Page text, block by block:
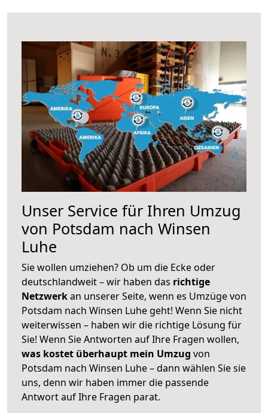
Unser Service für Ihren Umzug
von Potsdam nach Winsen
Luhe
Sie wollen umziehen? Ob um die Ecke oder
deutschlandweit – wir haben das richtige
Netzwerkan unserer Seite, wenn es Umzüge von
Potsdam nach Winsen Luhe geht! Wenn Sie nicht
weiterwissen – haben wir die richtige Lösung für
Sie! Wenn Sie Antworten auf Ihre Fragen wollen,
was kostet überhaupt mein Umzug von
Potsdam nach Winsen Luhe – dann wählen Sie sie
uns, denn wir haben immer die passende
Antwort auf Ihre Fragen parat.